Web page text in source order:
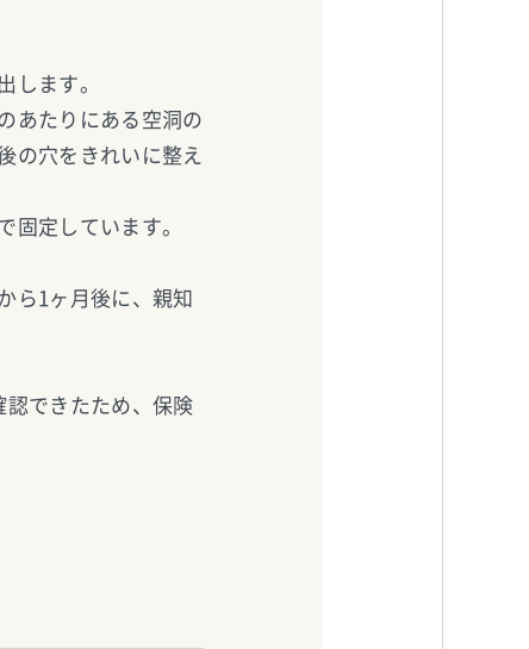
します。
あたりにある空洞の
の穴をきれいに整え
固定しています。
ら1ヶ月後に、親知
できたため、保険